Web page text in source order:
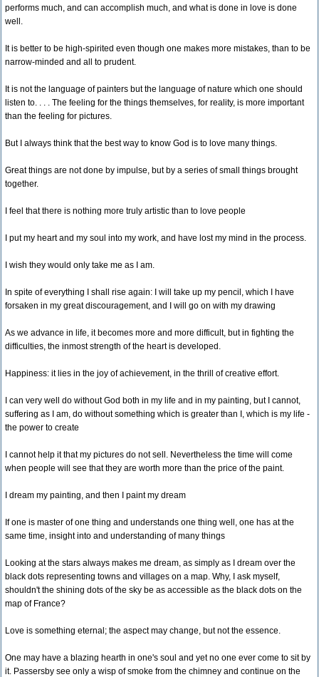
performs much, and can accomplish much, and what is done in love is done
well.
It is better to be high-spirited even though one makes more mistakes, than to be
narrow-minded and all to prudent.
It is not the language of painters but the language of nature which one should
listen to. . . . The feeling for the things themselves, for reality, is more important
than the feeling for pictures.
But I always think that the best way to know God is to love many things.
Great things are not done by impulse, but by a series of small things brought
together.
I feel that there is nothing more truly artistic than to love people
I put my heart and my soul into my work, and have lost my mind in the process.
I wish they would only take me as I am.
In spite of everything I shall rise again: I will take up my pencil, which I have
forsaken in my great discouragement, and I will go on with my drawing
As we advance in life, it becomes more and more difficult, but in fighting the
difficulties, the inmost strength of the heart is developed.
Happiness: it lies in the joy of achievement, in the thrill of creative effort.
I can very well do without God both in my life and in my painting, but I cannot,
suffering as I am, do without something which is greater than I, which is my life -
the power to create
I cannot help it that my pictures do not sell. Nevertheless the time will come
when people will see that they are worth more than the price of the paint.
I dream my painting, and then I paint my dream
If one is master of one thing and understands one thing well, one has at the
same time, insight into and understanding of many things
Looking at the stars always makes me dream, as simply as I dream over the
black dots representing towns and villages on a map. Why, I ask myself,
shouldn't the shining dots of the sky be as accessible as the black dots on the
map of France?
Love is something eternal; the aspect may change, but not the essence.
One may have a blazing hearth in one's soul and yet no one ever come to sit by
it. Passersby see only a wisp of smoke from the chimney and continue on the